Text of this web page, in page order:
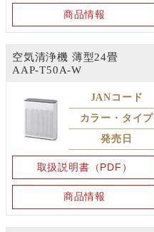
商品情報
空気清浄機 薄型24畳
AAP-T50A-W
JANコード
カラー・タイプ
発売日
取扱説明書（PDF）
商品情報